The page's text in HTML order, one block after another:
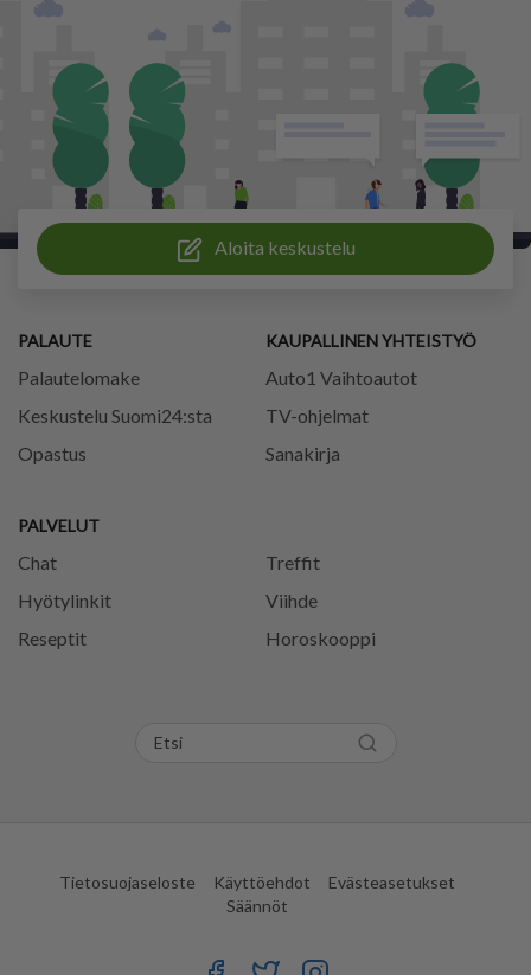
Aloita keskustelu
PALAUTE
Palautelomake
Keskustelu Suomi24:sta
Opastus
PALVELUT
Chat
Treffit
Hyötylinkit
Viihde
Reseptit
Horoskooppi
KAUPALLINEN YHTEISTYÖ
Auto1 Vaihtoautot
TV-ohjelmat
Sanakirja
Tietosuojaseloste Käyttöehdot
Evästeasetukset
Säännöt